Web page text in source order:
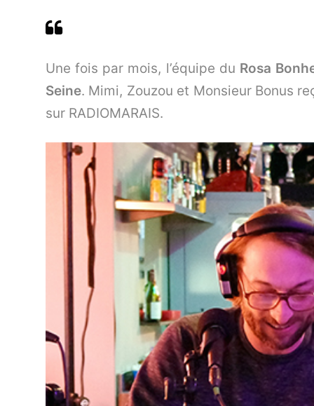
Une fois par mois, l’équipe du Rosa
Seine. Mimi, Zouzou et Monsieur Bonus
sur RADIOMARAIS.